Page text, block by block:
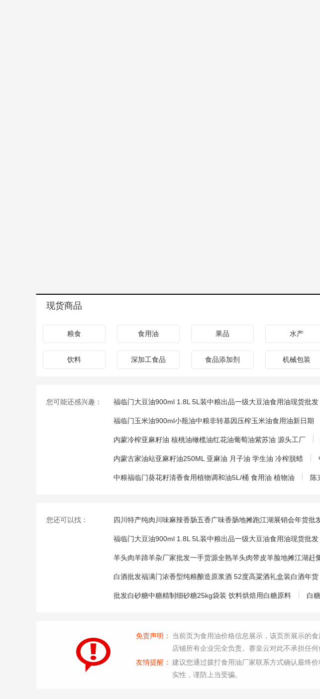
现货商品
粮食 食用油 果品 水产
饮料 深加工食品 食品添加剂 机械包装
您可能还感兴趣： 福临门大豆油900ml 1.8L 5L装中粮出品一级大豆油食用油现货批发
福临门玉米油900ml小瓶油中粮非转基因压榨玉米油食用油新日期
内蒙冷榨亚麻籽油 核桃油橄榄油红花油葡萄油紫苏油 源头工厂
内蒙古家油站亚麻籽油250ML 亚麻油 月子油 学生油 冷榨脱蜡
中粮福临门葵花籽清香食用植物调和油5L/桶 食用油 植物油 陈
您还可以找： 四川特产纯肉川味麻辣香肠五香广味香肠地摊跑江湖展销会年货批
福临门大豆油900ml 1.8L 5L装中粮出品一级大豆油食用油现货批发
羊头肉羊蹄羊杂厂家批发一手货源全熟羊头肉带皮羊脸地摊江湖赶
白酒批发福满门浓香型纯粮酿造原浆酒 52度高粱酒礼盒装白酒年货
批发白砂糖中糖精制细砂糖25kg袋装 饮料烘焙用白糖原料 白
免责声明：
当前页为食用油价格信息展示，该页所展示的
店铺所有企业完全负责。赛皇云对此不承担任何
友情提醒： 建议您通过拨打食用油厂家联系方式确认最终
实性，谨防上当受骗。